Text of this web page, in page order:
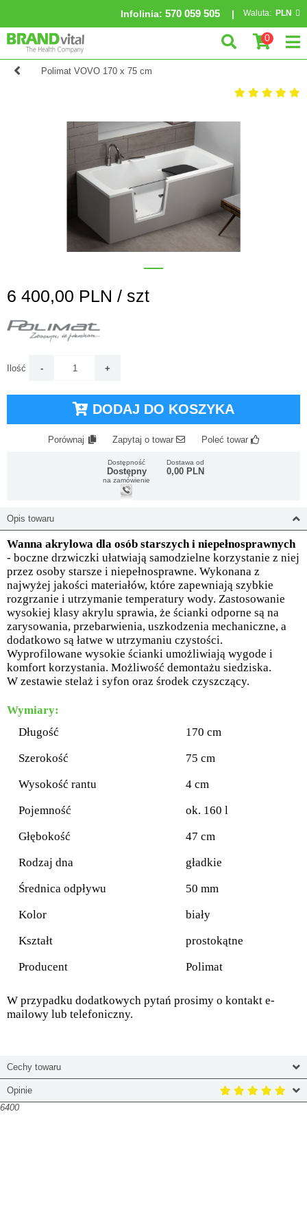
Infolinia: 570 059 505 Waluta: PLN
0
Polimat VOVO 170 x 75 cm
6 400,00 PLN / szt
Ilość
DODAJ DO KOSZYKA
Porównaj Zapytaj o towar Poleć towar
Dostępność
Dostępny
na zamówienie
Dostawa od
0,00 PLN
Opis towaru
Wanna akrylowa dla osób starszych i niepełnosprawnych
- boczne drzwiczki ułatwiają samodzielne korzystanie z niej
przez osoby starsze i niepełnosprawne. Wykonana z
najwyżej jakości materiałów, które zapewniają szybkie
rozgrzanie i utrzymanie temperatury wody. Zastosowanie
wysokiej klasy akrylu sprawia, że ścianki odporne są na
zarysowania, przebarwienia, uszkodzenia mechaniczne, a
dodatkowo są łatwe w utrzymaniu czystości.
Wyprofilowane wysokie ścianki umożliwiają wygode i
komfort korzystania. Możliwość demontażu siedziska.
W zestawie stelaż i syfon oraz środek czyszczący.
Wymiary:
Długość
170 cm
Szerokość
75 cm
Wysokość rantu
4 cm
Pojemność
ok. 160 l
Głębokość
47 cm
Rodzaj dna
gładkie
Średnica odpływu
50 mm
Kolor
biały
Kształt
prostokątne
Producent
Polimat
W przypadku dodatkowych pytań prosimy o kontakt e-
mailowy lub telefoniczny.
Cechy towaru
Opinie
6400